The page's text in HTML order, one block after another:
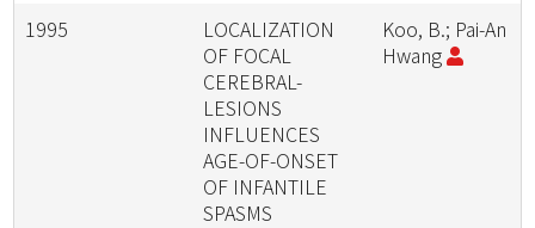
1995
LOCALIZATION
OF FOCAL
CEREBRAL-
LESIONS
INFLUENCES
AGE-OF-ONSET
OF INFANTILE
SPASMS
Koo, B.; Pai-An
Hwang